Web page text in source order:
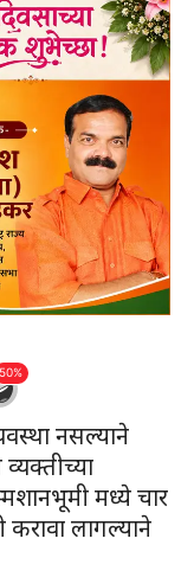
नसल्याने
मध्ये चार
करावा लागल्याने